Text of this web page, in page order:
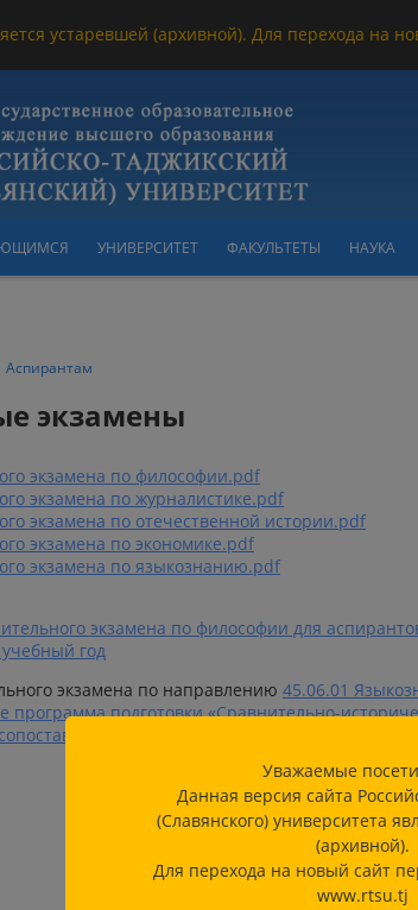
устаревшей (архивной). Для перехода на
УНИВЕРСИТЕТ ФАКУЛЬТЕТЫ НАУКА
Аспирантам
экзамены
экзамена по философии.pdf
экзамена по журналистике.pdf
экзамена по отечественной истории.pdf
экзамена по экономике.pdf
экзамена по языкознанию.pdf
экзамена по философии для
год
экзамена по направлению 45.06.01
программа подготовки «Сравнительно-
языкознание»
Уважаемые
Данная версия сайта
(Славянского) университета
(архивной).
Для перехода на новый сайт
www.rtsu.tj